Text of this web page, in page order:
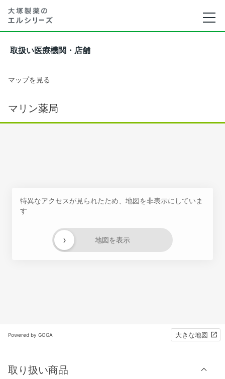
取扱い医療機関・店舗
マップを見る
マリン薬局
特異なアクセスが見られたため、地図を非表示にしていま
す
地図を表示
›
Powered by GOGA 大きな地図
取り扱い商品